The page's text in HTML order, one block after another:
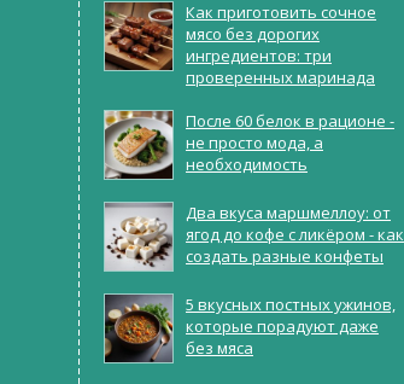
Как приготовить сочное
мясо без дорогих
ингредиентов: три
проверенных маринада
После 60 белок в рационе -
не просто мода, а
необходимость
Два вкуса маршмеллоу: от
ягод до кофе с ликёром - как
создать разные конфеты
5 вкусных постных ужинов,
которые порадуют даже
без мяса